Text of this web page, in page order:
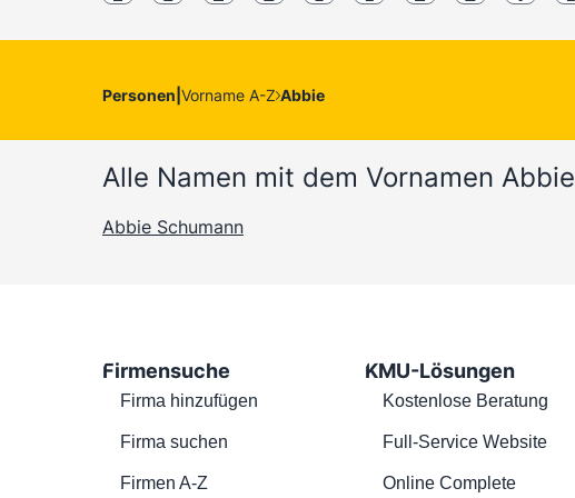
Personen Vorname A-Z Abbie
Alle Namen mit dem Vornamen Abbie
Abbie Schumann
Firmensuche
Firma hinzufügen
Firma suchen
Firmen A-Z
KMU-Lösungen
Kostenlose Beratung
Full-Service Website
Online Complete